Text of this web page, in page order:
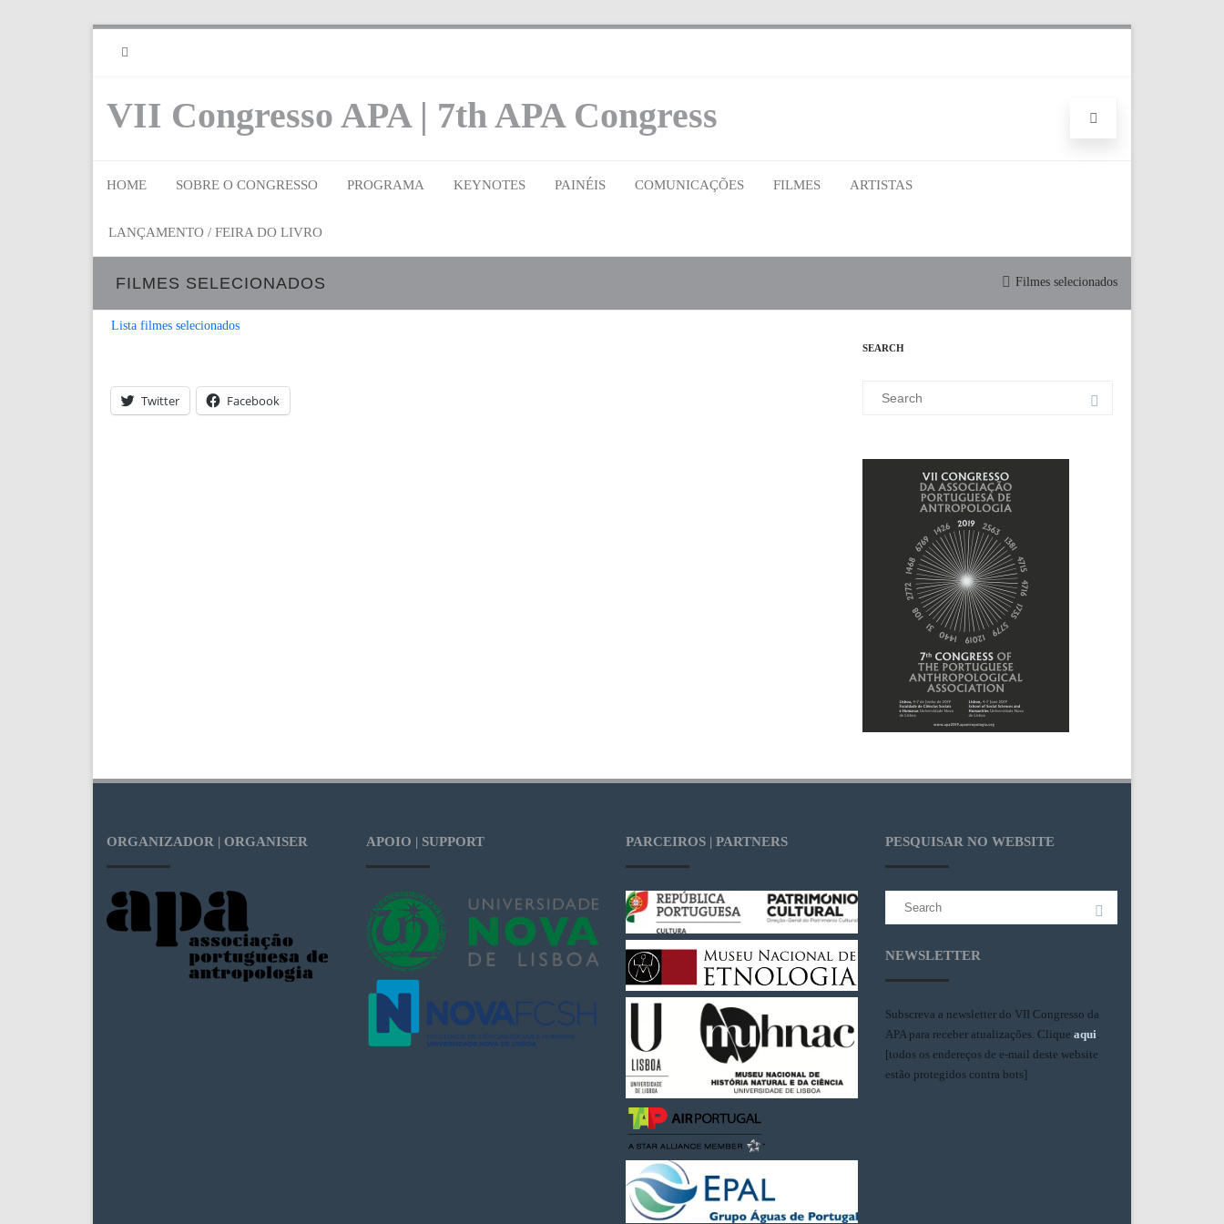
VII Congresso APA | 7th APA Congress
HOME SOBRE O CONGRESSO PROGRAMA KEYNOTES PAINÉIS COMUNICAÇÕES FILMES ARTISTAS
LANÇAMENTO / FEIRA DO LIVRO
FILMES SELECIONADOS Filmes selecionados
Lista filmes selecionados
Twitter Facebook
SEARCH
ORGANIZADOR | ORGANISER APOIO | SUPPORT PARCEIROS | PARTNERS PESQUISAR NO WEBSITE
Search
NEWSLETTER
Subscreva a newsletter do VII Congresso da
APA para receber atualizações. Clique aqui.
[todos os endereços de e-mail deste website
estão protegidos contra bots]